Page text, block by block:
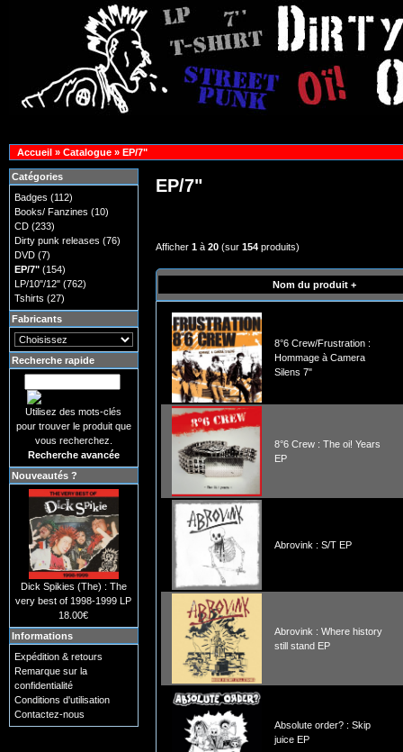
Accueil» Catalogue» EP/7"
EP/7"
Afficher1 à20 (sur154 produits)
Nom du produit +
8°6 Crew/Frustration :
Hommage à Camera
Silens 7"
8°6 Crew : The oi! Years
EP
Abrovink : S/T EP
Abrovink : Where history
still stand EP
Absolute order? : Skip
juice EP
Catégories
Badges (112)
Books/ Fanzines (10)
CD(233)
Dirty punk releases (76)
DVD(7)
EP/7"(154)
LP/10"/12"(762)
Tshirts (27)
Fabricants
Recherche rapide
Utilisez des mots-clés
pour trouver le produit que
vous recherchez.
Recherche avancée
Nouveautés ?
Dick Spikies (The) : The
very best of 1998-1999 LP
18.00€
Informations
Expédition & retours
Remarque sur la
confidentialité
Conditions d'utilisation
Contactez-nous